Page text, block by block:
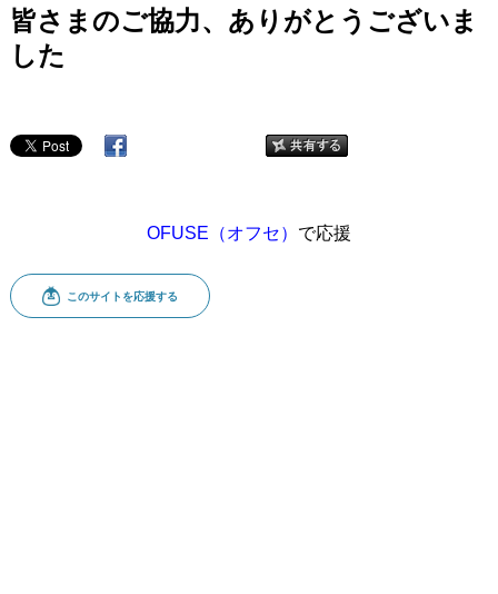
皆さまのご協力、ありがとうございま
した
OFUSE（オフセ） で応援